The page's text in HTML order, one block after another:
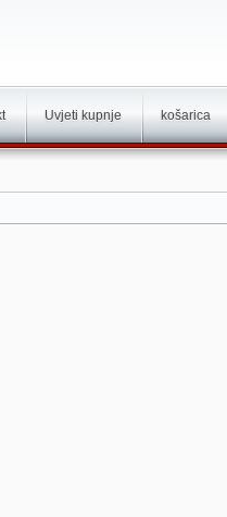
Uvjeti kupnje košarica